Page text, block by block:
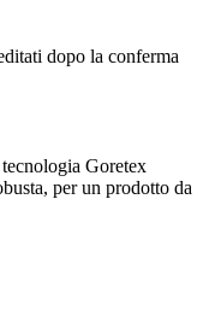
dopo la conferma
Goretex
per un prodotto da